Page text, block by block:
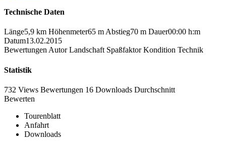
Technische Daten
Länge5,9 km Höhenmeter65 m Abstieg70 m Dauer00:00 h:m
Datum13.02.2015
Bewertungen Autor Landschaft Spaßfaktor Kondition Technik
Statistik
732 Views Bewertungen 16 Downloads Durchschnitt
Bewerten
Tourenblatt
Anfahrt
Downloads